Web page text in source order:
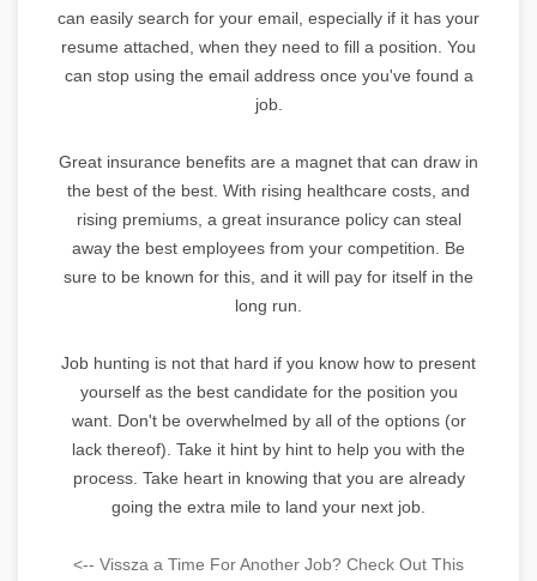
can easily search for your email, especially if it has your
resume attached, when they need to fill a position. You
can stop using the email address once you've found a
job.
Great insurance benefits are a magnet that can draw in
the best of the best. With rising healthcare costs, and
rising premiums, a great insurance policy can steal
away the best employees from your competition. Be
sure to be known for this, and it will pay for itself in the
long run.
Job hunting is not that hard if you know how to present
yourself as the best candidate for the position you
want. Don't be overwhelmed by all of the options (or
lack thereof). Take it hint by hint to help you with the
process. Take heart in knowing that you are already
going the extra mile to land your next job.
<-- Vissza a Time For Another Job? Check Out This